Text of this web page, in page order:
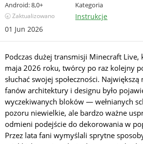
Android:8,0+
🕣 Zaktualizowano
01 Jun 2026
Kategoria
Instrukcje
Podczas dużej transmisji Minecraft Live,
maja 2026 roku, twórcy po raz kolejny
słuchać swojej społeczności.
fanów architektury i designu było
wyczekiwanych bloków — wełnianych
pozoru niewielkie, ale bardzo ważne
odmieni podejście do dekorowania w
Przez lata fani wymyślali sprytne